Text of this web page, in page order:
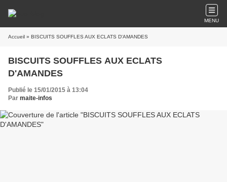
MENU
Accueil » BISCUITS SOUFFLES AUX ECLATS D'AMANDES
BISCUITS SOUFFLES AUX ECLATS
D'AMANDES
Publié le 15/01/2015 à 13:04
Par maite-infos